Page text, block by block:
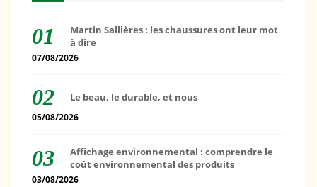
Martin Sallières : les chaussures ont leur mot
à dire
07/08/2026
Le beau, le durable, et nous
05/08/2026
Affichage environnemental : comprendre le
coût environnemental des produits
03/08/2026